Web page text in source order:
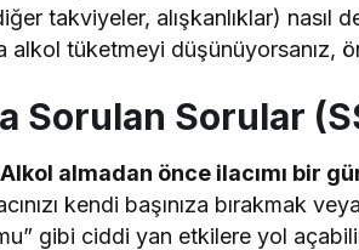
takviyeler, alışkanlıklar)
alkol tüketmeyi düşünüyorsanız,
Sorulan Sorular
almadan önce ilacımı bir
kendi başınıza bırakmak
gibi ciddi yan etkilere yol